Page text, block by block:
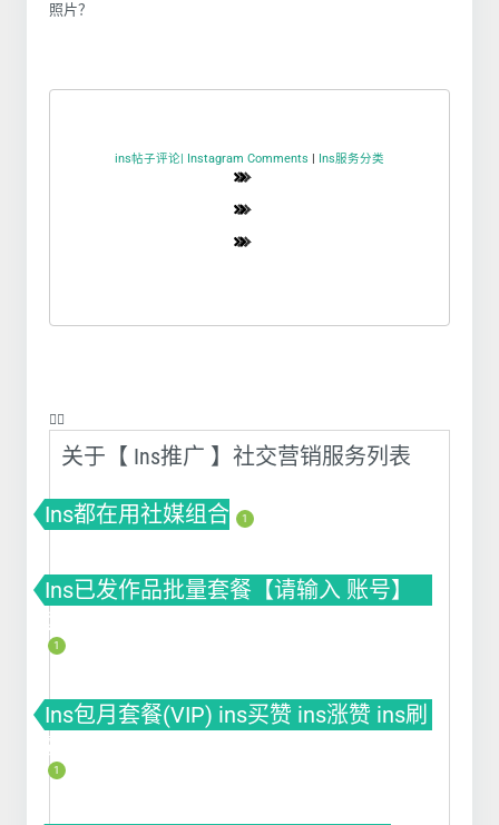
照片？
ins帖子评论| Instagram Comments Ins服务分类
❤️‍🔥
关于【 Ins推广 】社交营销服务列表
Ins都在用社媒组合 1
Ins已发作品批量套餐【请输入 账号】
套餐(VIP) ins买赞 ins涨赞 ins刷赞
1
Ins包月套餐(VIP) ins买赞 ins涨赞 ins刷
赞
1